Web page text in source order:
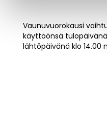
Vaunuvuorokausi
käyttöönsä
lähtöpäivänä klo 14.00